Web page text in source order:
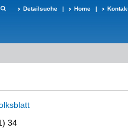
Detailsuche | Home |
34